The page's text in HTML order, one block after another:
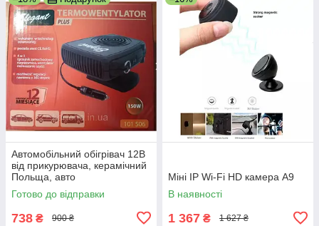
Автомобільний обігрівач 12В
від прикурювача, керамічний
Польща, авто
тепловентилятор 12В
Готово до відправки
738 ₴ 900 ₴
Міні IP Wi-Fi HD камера A9
В наявності
1 367 ₴ 1 627 ₴